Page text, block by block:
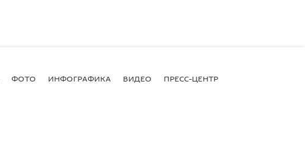
ФОТО ИНФОГРАФИКА ВИДЕО ПРЕСС-ЦЕНТР